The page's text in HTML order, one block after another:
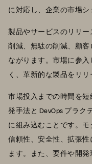
に対応し、企業の市場シ
製品やサービスのリリ
削減、無駄の削減、顧
ながります。市場に参
く、革新的な製品をリ
市場投入までの時間を
発手法と DevOps プラ
に組み込むことです。モ
信頼性、安全性、拡張
ます。また、要件や開